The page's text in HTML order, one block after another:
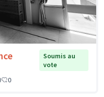
Soumis au
vote
0